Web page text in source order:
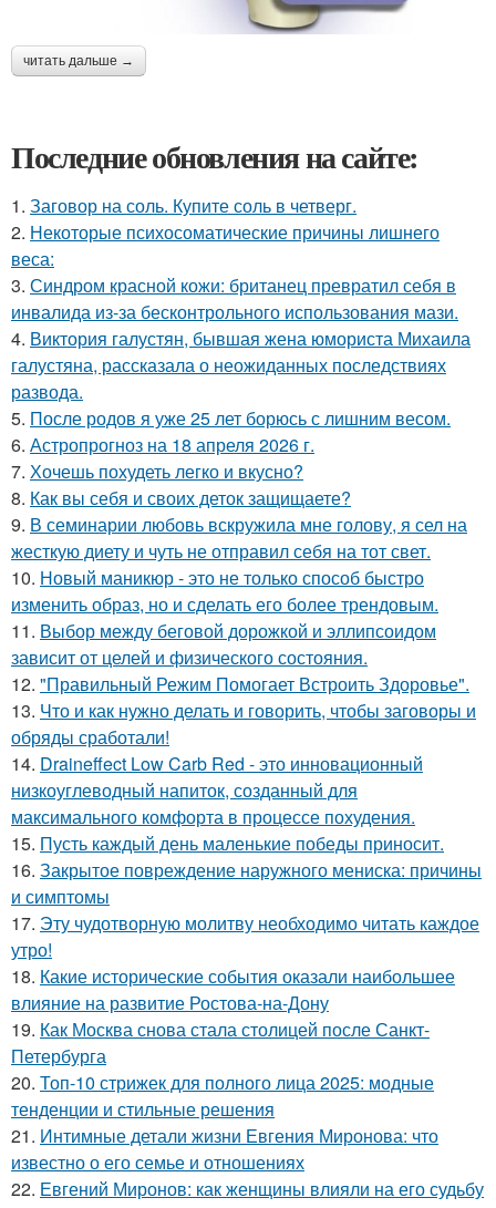
читать дальше →
Последние обновления на сайте:
1. Заговор на соль. Купите соль в четверг.
2. Некоторые психосоматические причины лишнего
веса:
3. Синдром красной кожи: британец превратил себя в
инвалида из-за бесконтрольного использования мази.
4. Виктория галустян, бывшая жена юмориста Михаила
галустяна, рассказала о неожиданных последствиях
развода.
5. После родов я уже 25 лет борюсь с лишним весом.
6. Астропрогноз на 18 апреля 2026 г.
7. Хочешь похудеть легко и вкусно?
8. Как вы себя и своих деток защищаете?
9. В семинарии любовь вскружила мне голову, я сел на
жесткую диету и чуть не отправил себя на тот свет.
10. Новый маникюр - это не только способ быстро
изменить образ, но и сделать его более трендовым.
11. Выбор между беговой дорожкой и эллипсоидом
зависит от целей и физического состояния.
12. "Правильный Режим Помогает Встроить Здоровье".
13. Что и как нужно делать и говорить, чтобы заговоры и
обряды сработали!
14. Draineffect Low Carb Red - это инновационный
низкоуглеводный напиток, созданный для
максимального комфорта в процессе похудения.
15. Пусть каждый день маленькие победы приносит.
16. Закрытое повреждение наружного мениска: причины
и симптомы
17. Эту чудотворную молитву необходимо читать каждое
утро!
18. Какие исторические события оказали наибольшее
влияние на развитие Ростова-на-Дону
19. Как Москва снова стала столицей после Санкт-
Петербурга
20. Топ-10 стрижек для полного лица 2025: модные
тенденции и стильные решения
21. Интимные детали жизни Евгения Миронова: что
известно о его семье и отношениях
22. Евгений Миронов: как женщины влияли на его судьбу